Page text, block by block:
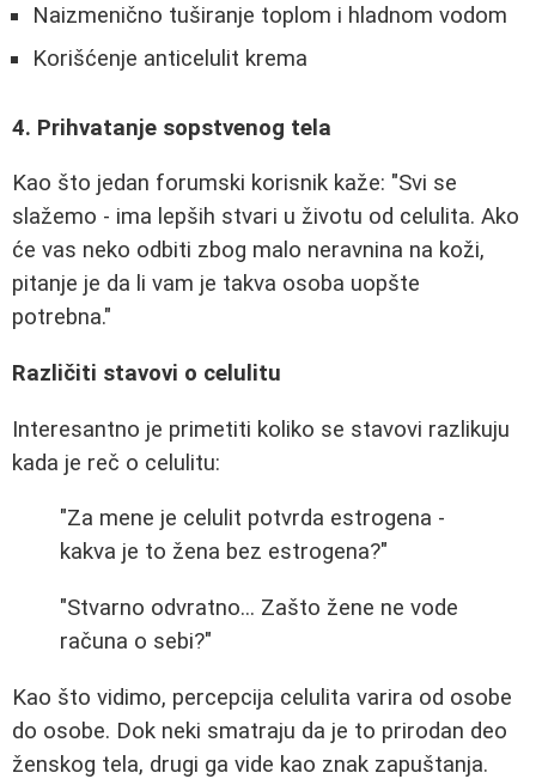
Naizmenično tuširanje toplom i hladnom vodom
Korišćenje anticelulit krema
4. Prihvatanje sopstvenog tela
Kao što jedan forumski korisnik kaže: "Svi se
slažemo - ima lepših stvari u životu od celulita. Ako
će vas neko odbiti zbog malo neravnina na koži,
pitanje je da li vam je takva osoba uopšte
potrebna."
Različiti stavovi o celulitu
Interesantno je primetiti koliko se stavovi razlikuju
kada je reč o celulitu:
"Za mene je celulit potvrda estrogena -
kakva je to žena bez estrogena?"
"Stvarno odvratno... Zašto žene ne vode
računa o sebi?"
Kao što vidimo, percepcija celulita varira od osobe
do osobe. Dok neki smatraju da je to prirodan deo
ženskog tela, drugi ga vide kao znak zapuštanja.